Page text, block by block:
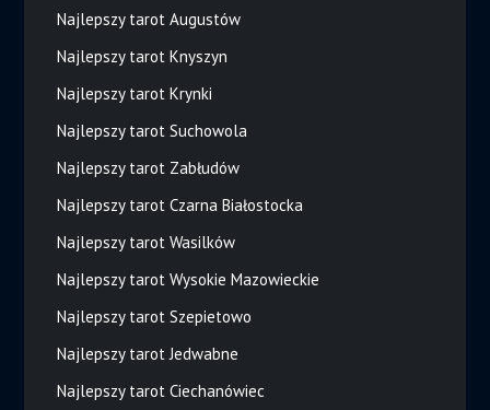
Najlepszy tarot Augustów
Najlepszy tarot Knyszyn
Najlepszy tarot Krynki
Najlepszy tarot Suchowola
Najlepszy tarot Zabłudów
Najlepszy tarot Czarna Białostocka
Najlepszy tarot Wasilków
Najlepszy tarot Wysokie Mazowieckie
Najlepszy tarot Szepietowo
Najlepszy tarot Jedwabne
Najlepszy tarot Ciechanówiec